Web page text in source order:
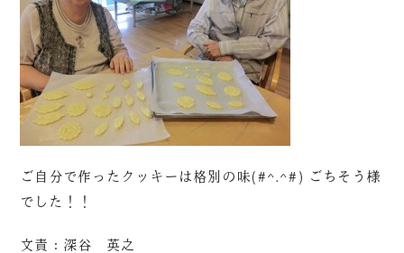
ご自分で作ったクッキーは格別の味(#^.^#) ごちそう様
でした！！
文責：深谷 英之